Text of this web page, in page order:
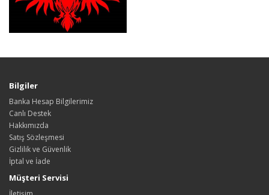
Bilgiler
Banka Hesap Bilgilerimiz
Canlı Destek
Hakkımızda
Satış Sözleşmesi
Gizlilik ve Güvenlik
İptal ve İade
Müşteri Servisi